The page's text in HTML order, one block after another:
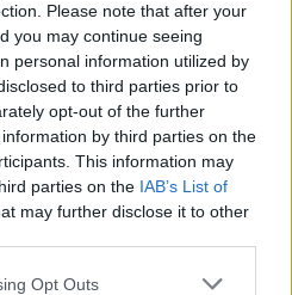
Please note that after your
you may continue seeing
personal information utilized by
to third parties prior to
opt-out of the further
by third parties on the
This information may
parties on the IAB’s List of
may further disclose it to other
app uses one or more Google
Opt Outs
képet mutattak.
a harmadik
a csapat úgy
továbbra is két-három
hátránya a Mercedeshez
George Russellt és